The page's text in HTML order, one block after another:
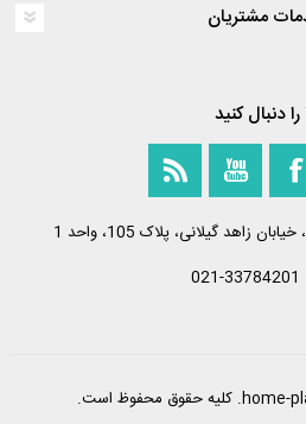
مشتریان
را دنبال کنید
زاهد گیلانی، پلاک 105، واحد 1
021-33784201